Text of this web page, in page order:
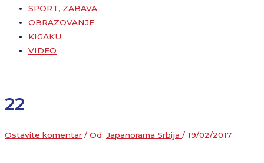
SPORT, ZABAVA
OBRAZOVANJE
KIGAKU
VIDEO
22
Ostavite komentar / Od: Japanorama Srbija / 19/02/2017